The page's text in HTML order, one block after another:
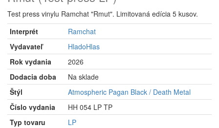
Test press vinylu Ramchat "Rmut". Limitovaná edícia 5 kusov.
Interprét
Ramchat
Vydavateľ
HladoHlas
Rok vydania
2026
Dodacia doba
Na sklade
Štýl
Atmospheric Pagan Black / Death Metal
Číslo vydania
HH 054 LP TP
Typ tovaru
LP